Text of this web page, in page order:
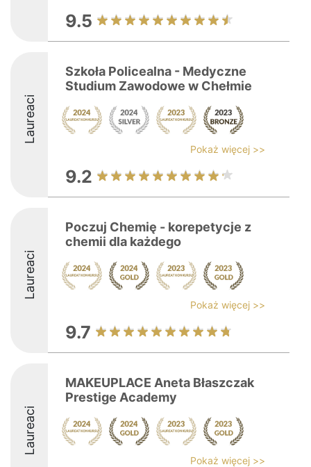
9.5
Laureaci
Szkoła Policealna - Medyczne
Studium Zawodowe w Chełmie
Pokaż więcej >>
9.2
Laureaci
Poczuj Chemię - korepetycje z
chemii dla każdego
Pokaż więcej >>
9.7
Laureaci
MAKEUPLACE Aneta Błaszczak
Prestige Academy
Pokaż więcej >>